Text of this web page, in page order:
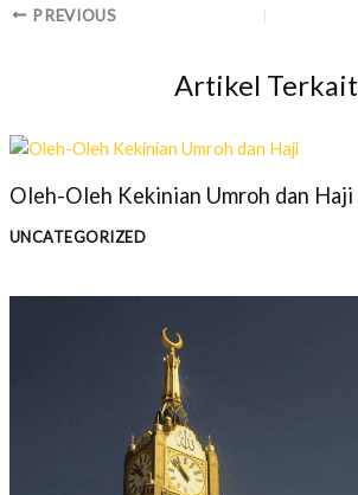
PREVIOUS
Artikel Terkait
Oleh-Oleh Kekinian Umroh dan Haji
UNCATEGORIZED